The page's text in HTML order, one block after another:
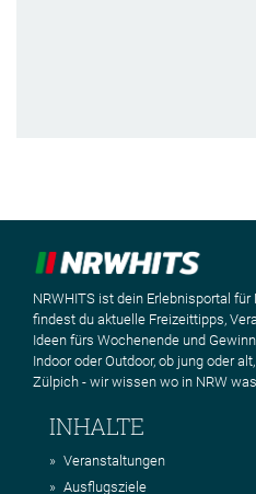
NRWHITS ist dein Erlebnisportal
findest du aktuelle Freizeittipps,
Ideen fürs Wochenende und
Indoor oder Outdoor, ob jung oder
Zülpich - wir wissen wo in NRW
INHALTE
Veranstaltungen
Ausflugsziele